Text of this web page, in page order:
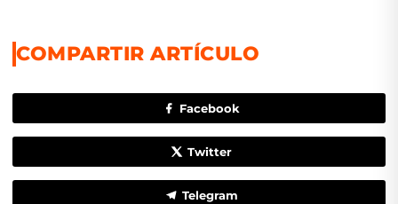
COMPARTIR ARTÍCULO
Facebook
Twitter
Telegram